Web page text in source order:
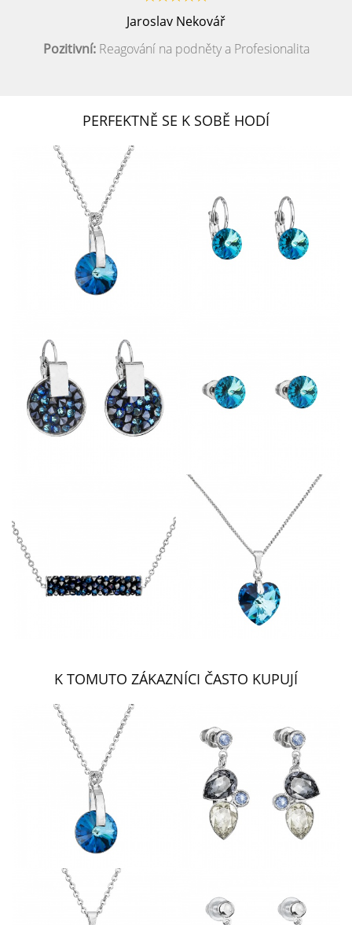
Jaroslav Nekovář
Pozitivní:Reagování na podněty a Profesionalita
PERFEKTNĚ SE K SOBĚ HODÍ
K TOMUTO ZÁKAZNÍCI ČASTO KUPUJÍ